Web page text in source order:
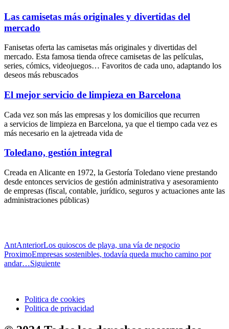
Las camisetas más originales y divertidas del
mercado
Fanisetas oferta las camisetas más originales y divertidas del
mercado. Esta famosa tienda ofrece camisetas de las películas,
series, cómics, videojuegos… Favoritos de cada uno, adaptando los
deseos más rebuscados
El mejor servicio de limpieza en Barcelona
Cada vez son más las empresas y los domicilios que recurren
a servicios de limpieza en Barcelona, ya que el tiempo cada vez es
más necesario en la ajetreada vida de
Toledano, gestión integral
Creada en Alicante en 1972, la Gestoría Toledano viene prestando
desde entonces servicios de gestión administrativa y asesoramiento
de empresas (fiscal, contable, jurídico, seguros y actuaciones ante las
administraciones públicas)
AntAnteriorLos quioscos de playa, una vía de negocio
ProximoEmpresas sostenibles, todavía queda mucho camino por
andar…Siguiente
Politica de cookies
Politica de privacidad